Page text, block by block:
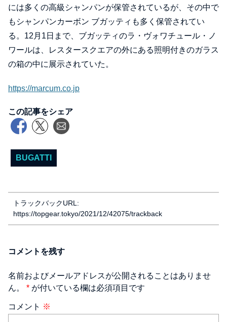
には多くの高級シャンパンが保管されているが、その中で
もシャンパンカーボン ブガッティも多く保管されてい
る。12月1日まで、ブガッティのラ・ヴォワチュール・ノ
ワールは、レスタースクエアの外にある照明付きのガラス
の箱の中に展示されていた。
https://marcum.co.jp
この記事をシェア
BUGATTI
トラックバックURL:
https://topgear.tokyo/2021/12/42075/trackback
コメントを残す
名前およびメールアドレスが公開されることはありませ
ん。 * が付いている欄は必須項目です
コメント ※